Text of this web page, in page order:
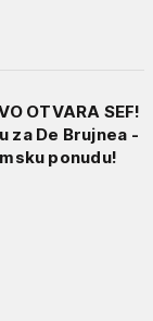
OTVARA SEF!
za De Brujnea -
ponudu!